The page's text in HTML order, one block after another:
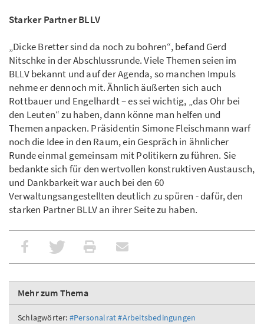
Starker Partner BLLV
„Dicke Bretter sind da noch zu bohren“, befand Gerd
Nitschke in der Abschlussrunde. Viele Themen seien im
BLLV bekannt und auf der Agenda, so manchen Impuls
nehme er dennoch mit. Ähnlich äußerten sich auch
Rottbauer und Engelhardt – es sei wichtig, „das Ohr bei
den Leuten“ zu haben, dann könne man helfen und
Themen anpacken. Präsidentin Simone Fleisch­mann warf
noch die Idee in den Raum, ein Gespräch in ähnlicher
Runde einmal gemein­sam mit Politikern zu führen. Sie
bedankte sich für den wertvollen konstruktiven Austausch,
und Dankbarkeit war auch bei den 60
Verwaltungsangestellten deutlich zu spüren - dafür, den
starken Partner BLLV an ihrer Seite zu haben.
Mehr zum Thema
Schlagwörter: #Personalrat#Arbeitsbedingungen